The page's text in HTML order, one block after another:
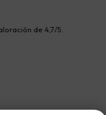
de 4,7/5.